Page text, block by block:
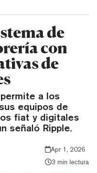
de
con
de
a los
equipos de
fiat y digitales
señaló Ripple.
Apr 1, 2026
3 min lectura